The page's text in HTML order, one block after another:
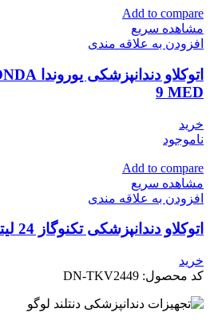
Add to compare
مشاهده سریع
افزودن به علاقه مندی
9 MED
خرید
ناموجود
Add to compare
مشاهده سریع
افزودن به علاقه مندی
اتوکلاو دندانپزشکی تکنوگاز 24 لیتری مدل B Evo NeW
خرید
کد محصول: DN-TKV2449